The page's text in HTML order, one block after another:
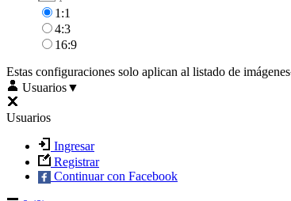
1:1
4:3
16:9
Estas configuraciones solo aplican al listado de imágenes
Usuarios▼
Usuarios
Ingresar
Registrar
Continuar con Facebook